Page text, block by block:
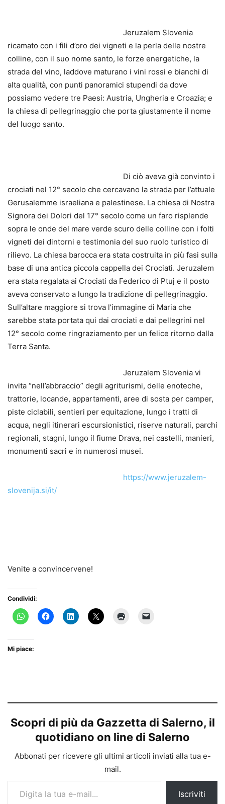
Jeruzalem Slovenia
ricamato con i fili d’oro dei vigneti e la perla delle nostre
colline, con il suo nome santo, le forze energetiche, la
strada del vino, laddove maturano i vini rossi e bianchi di
alta qualità, con punti panoramici stupendi da dove
possiamo vedere tre Paesi: Austria, Ungheria e Croazia; e
la chiesa di pellegrinaggio che porta giustamente il nome
del luogo santo.
Di ciò aveva già convinto i
crociati nel 12° secolo che cercavano la strada per l’attuale
Gerusalemme israeliana e palestinese. La chiesa di Nostra
Signora dei Dolori del 17° secolo come un faro risplende
sopra le onde del mare verde scuro delle colline con i folti
vigneti dei dintorni e testimonia del suo ruolo turistico di
rilievo. La chiesa barocca era stata costruita in più fasi sulla
base di una antica piccola cappella dei Crociati. Jeruzalem
era stata regalata ai Crociati da Federico di Ptuj e il posto
aveva conservato a lungo la tradizione di pellegrinaggio.
Sull’altare maggiore si trova l’immagine di Maria che
sarebbe stata portata qui dai crociati e dai pellegrini nel
12° secolo come ringraziamento per un felice ritorno dalla
Terra Santa.
Jeruzalem Slovenia vi
invita “nell’abbraccio” degli agriturismi, delle enoteche,
trattorie, locande, appartamenti, aree di sosta per camper,
piste ciclabili, sentieri per equitazione, lungo i tratti di
acqua, negli itinerari escursionistici, riserve naturali, parchi
regionali, stagni, lungo il fiume Drava, nei castelli, manieri,
monumenti sacri e in numerosi musei.
https://www.jeruzalem-
slovenija.si/it/
Venite a convincervene!
Condividi:
Mi piace:
Scopri di più da Gazzetta di Salerno, il
quotidiano on line di Salerno
Abbonati per ricevere gli ultimi articoli inviati alla tua e-
mail.
Digita la tua e-mail...
Iscriviti